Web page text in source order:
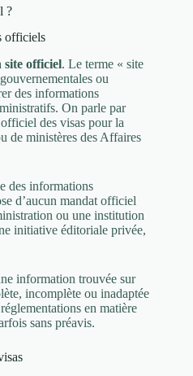
?
officiels
site officiel. Le terme « site
ou
des informations
On parle par
des visas pour la
de ministères des Affaires
des informations
d’aucun mandat officiel
ou une institution
initiative éditoriale privée,
information trouvée sur
incomplète ou inadaptée
en matière
sans préavis.